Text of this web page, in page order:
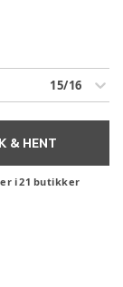
15/16
& HENT
i 21 butikker